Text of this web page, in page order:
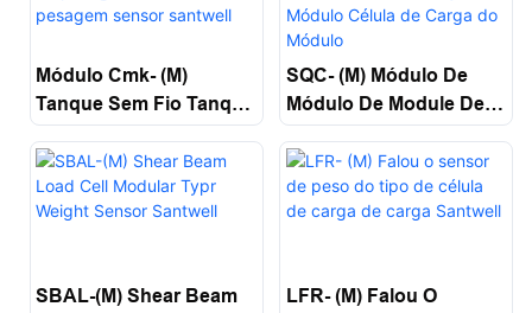
Módulo Cmk- (m)
Tanque Sem Fio Tanque
Pesagem De Célula De
Pesagem Sensor
Santwell
SQC- (M) Módulo De
Módulo De Module De
Pesação Do Módulo
Célula De Carga Do
Módulo
SBAL-(M) Shear Beam
LFR- (M) Falou O